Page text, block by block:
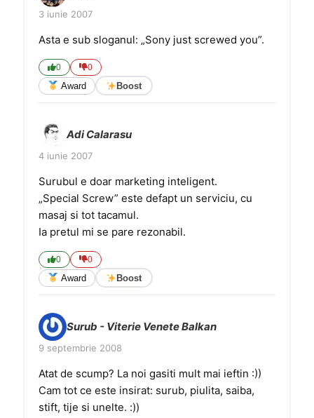
3 iunie 2007
Asta e sub sloganul: „Sony just screwed you”.
0 0
Award Boost
Adi Calarasu
4 iunie 2007
Surubul e doar marketing inteligent.
„Special Screw” este defapt un serviciu, cu
masaj si tot tacamul.
Ia pretul mi se pare rezonabil.
0 0
Award Boost
Surub - Viterie Venete Balkan
9 septembrie 2008
Atat de scump? La noi gasiti mult mai ieftin :))
Cam tot ce este insirat: surub, piulita, saiba,
stift, tije si unelte. :))